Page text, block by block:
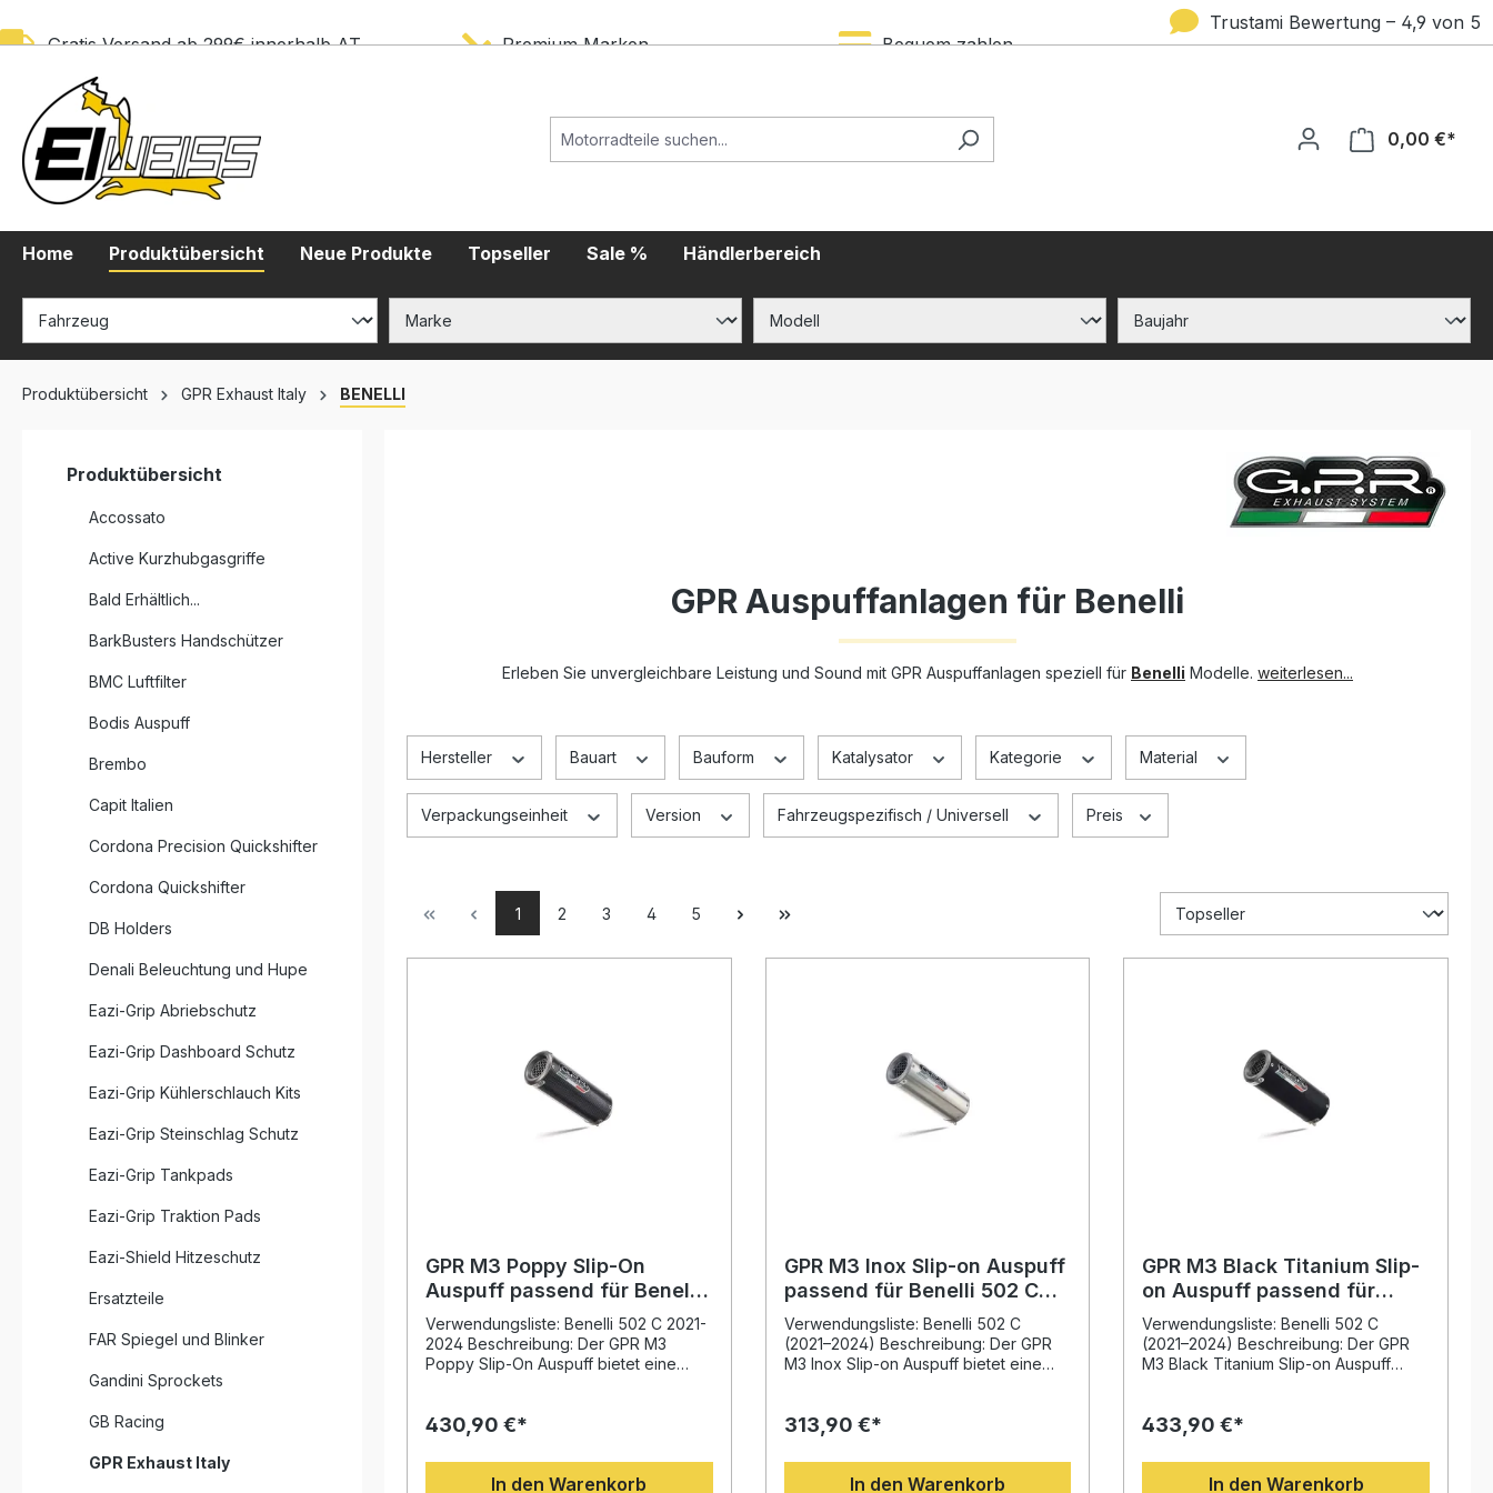
Gratis Versand ab 299€ innerhalb AT Premium Marken Bequem zahlen
Trustami Bewertung – 4,9 von 5
0,00 €*
Home Produktübersicht Neue Produkte Topseller Sale % Händlerbereich
Produktübersicht GPR Exhaust Italy BENELLI
Produktübersicht
Accossato
Active Kurzhubgasgriffe
Bald Erhältlich...
BarkBusters Handschützer
BMC Luftfilter
Bodis Auspuff
Brembo
Capit Italien
Cordona Precision Quickshifter
Cordona Quickshifter
DB Holders
Denali Beleuchtung und Hupe
Eazi-Grip Abriebschutz
Eazi-Grip Dashboard Schutz
Eazi-Grip Kühlerschlauch Kits
Eazi-Grip Steinschlag Schutz
Eazi-Grip Tankpads
Eazi-Grip Traktion Pads
Eazi-Shield Hitzeschutz
Ersatzteile
FAR Spiegel und Blinker
Gandini Sprockets
GB Racing
GPR Exhaust Italy
GPR Auspuffanlagen für Benelli
Erleben Sie unvergleichbare Leistung und Sound mit GPR Auspuffanlagen speziell für Benelli Modelle. weiterlesen...
Hersteller Bauart Bauform Katalysator Kategorie Material
Verpackungseinheit Version Fahrzeugspezifisch / Universell Preis
1 2 3 4 5
GPR M3 Poppy Slip-On
Auspuff passend für Benelli
502 C 2021-2024
Verwendungsliste: Benelli 502 C 2021-
2024 Beschreibung: Der GPR M3
Poppy Slip-On Auspuff bietet eine
langjährigen Erfahrung des Herstellers
überzeugt dieser Endschalldämpfer
durch spürbare Drehmoment- und
430,90 €*
In den Warenkorb
GPR M3 Inox Slip-on Auspuff
passend für Benelli 502 C
2021-2024
Verwendungsliste: Benelli 502 C
(2021–2024) Beschreibung: Der GPR
M3 Inox Slip-on Auspuff bietet eine
Entwickelt auf Basis der langjährigen
Weltmeisterschaft überzeugt der
Schalldämpfer durch eine deutliche
313,90 €*
In den Warenkorb
GPR M3 Black Titanium Slip-
on Auspuff passend für
Benelli 502 C 2021-2024
Verwendungsliste: Benelli 502 C
(2021–2024) Beschreibung: Der GPR
M3 Black Titanium Slip-on Auspuff
Erfahrung aus der Motorrad-
innovative Design sorgt für eine
deutliche Steigerung von Drehmoment
433,90 €*
In den Warenkorb